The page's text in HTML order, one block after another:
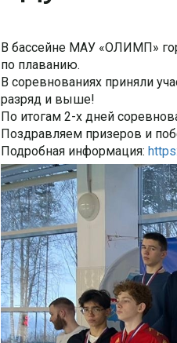
В бассейне МАУ «ОЛИМП»
по плаванию.
В соревнованиях приняли
разряд и выше!
По итогам 2-х дней
Поздравляем призеров и
Подробная информация: